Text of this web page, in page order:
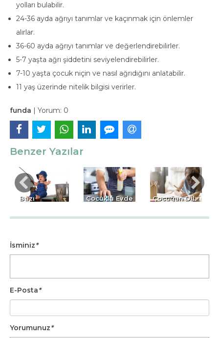
yolları bulabilir.
24-36 ayda ağrıyı tanımlar ve kaçınmak için önlemler
alırlar.
36-60 ayda ağrıyı tanımlar ve değerlendirebilirler.
5-7 yaşta ağrı şiddetini seviyelendirebilirler.
7-10 yaşta çocuk niçin ve nasıl ağrıdığını anlatabilir.
11 yaş üzerinde nitelik bilgisi verirler.
funda Yorum: 0
Benzer Yazılar
Bazı
Çocuklu Evde
Çocuğun Dil
İsminiz*
E-Posta*
Yorumunuz*